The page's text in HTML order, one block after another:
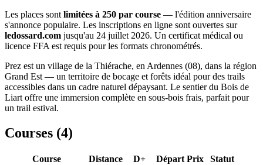
Les places sont limitées à 250 par course — l'édition anniversaire
s'annonce populaire. Les inscriptions en ligne sont ouvertes sur
ledossard.com jusqu'au 24 juillet 2026. Un certificat médical ou
licence FFA est requis pour les formats chronométrés.
Prez est un village de la Thiérache, en Ardennes (08), dans la région
Grand Est — un territoire de bocage et forêts idéal pour des trails
accessibles dans un cadre naturel dépaysant. Le sentier du Bois de
Liart offre une immersion complète en sous-bois frais, parfait pour
un trail estival.
Courses (4)
Course Distance D+ Départ Prix
Statut